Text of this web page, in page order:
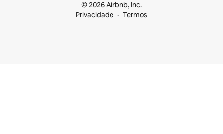
© 2026 Airbnb, Inc.
Privacidade
Termos